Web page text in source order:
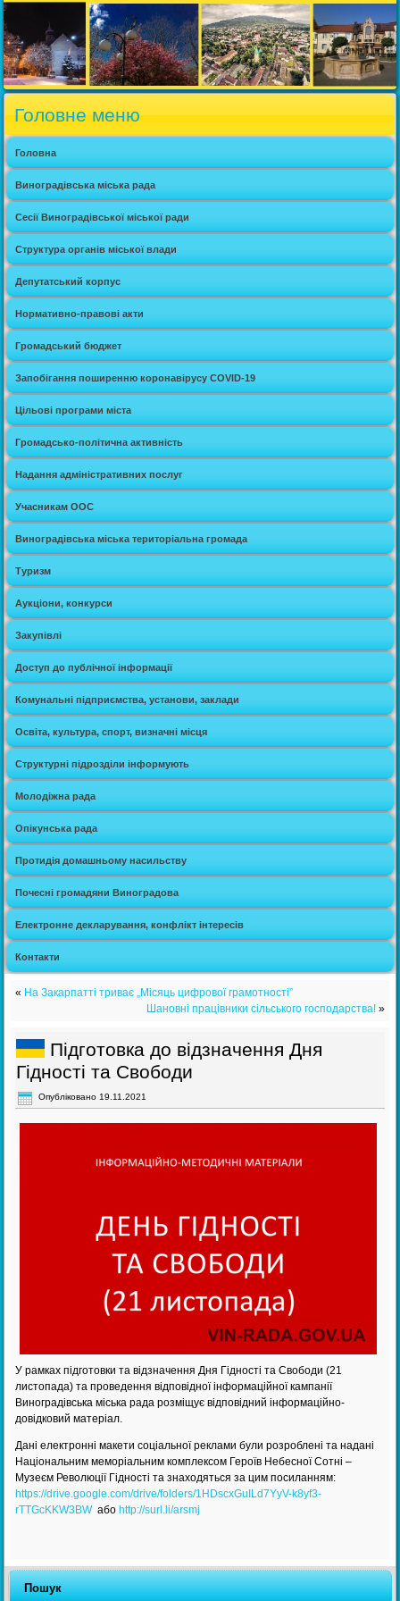
Головне меню
Головна
Виноградівська міська рада
Сесії Виноградівської міської ради
Структура органів міської влади
Депутатський корпус
Нормативно-правові акти
Громадський бюджет
Запобігання поширенню коронавірусу COVID-19
Цільові програми міста
Громадсько-політична активність
Надання адміністративних послуг
Учасникам ООС
Виноградівська міська територіальна громада
Туризм
Аукціони, конкурси
Закупівлі
Доступ до публічної інформації
Комунальні підприємства, установи, заклади
Освіта, культура, спорт, визначні місця
Структурні підрозділи інформують
Молодіжна рада
Опікунська рада
Протидія домашньому насильству
Почесні громадяни Виноградова
Електронне декларування, конфлікт інтересів
Контакти
« На Закарпатті триває „Місяць цифрової грамотності”
Шановні працівники сільського господарства!»
Підготовка до відзначення Дня
Гідності та Свободи
Опубліковано 19.11.2021
У рамках підготовки та відзначення Дня Гідності та Свободи (21
листопада) та проведення відповідної інформаційної кампанії
Виноградівська міська рада розміщує відповідний інформаційно-
довідковий матеріал.
Дані електронні макети соціальної реклами були розроблені та надані
Національним меморіальним комплексом Героїв Небесної Сотні –
Музеєм Революції Гідності та знаходяться за цим посиланням:
https://drive.google.com/drive/folders/1HDscxGuILd7YyV-k8yf3-
rTTGcKKW3BWабо http://surl.li/arsmj
Пошук